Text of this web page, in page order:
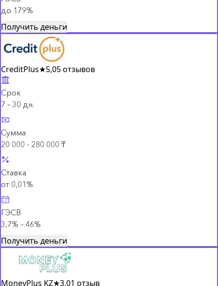
до 179%
Получить деньги
CreditPlus★5,05 отзывов
Срок
7 – 30 дн.
Сумма
20 000 - 280 000 ₸
Ставка
от 0,01%
ГЭСВ
3,7% – 46%
Получить деньги
MoneyPlus KZ★3,01 отзыв